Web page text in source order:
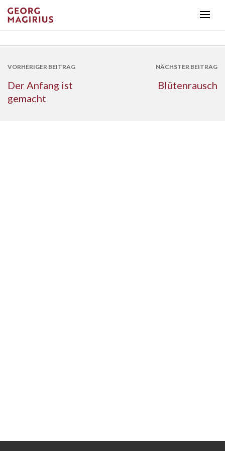
VORHERIGER BEITRAG
Der Anfang ist
gemacht
NÄCHSTER BEITRAG
Blütenrausch